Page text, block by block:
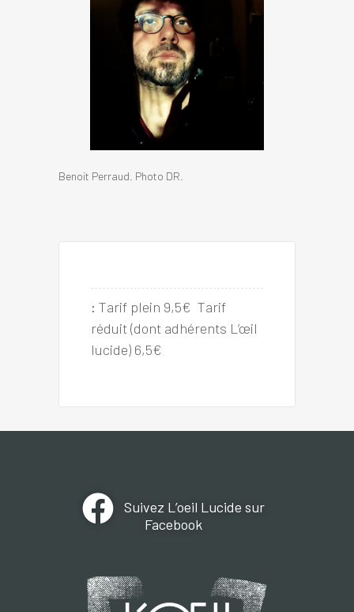
Benoit Perraud. Photo DR.
: Tarif plein 9,5€  Tarif
réduit (dont adhérents L’œil
lucide) 6,5€
Suivez L’oeil Lucide sur
Facebook